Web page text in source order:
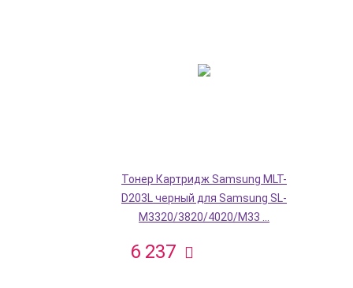
Тонер Картридж Samsung MLT-
D203L черный для Samsung SL-
M3320/3820/4020/M33 ...
6 237